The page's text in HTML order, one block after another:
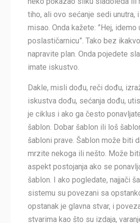
tiho, ali ovo sećanje sedi unutra,
misao. Onda kažete: ”Hej, idemo
poslastičarnicu”. Tako bez
napravite plan. Onda pojedete
imate iskustvo.
Dakle, misli dođu, reči dođu,
iskustva dođu, sećanja dođu,
je ciklus i ako ga često
šablon. Dobar šablon ili loš
šabloni prave. Šablon može biti
mrzite nekoga ili nešto. Može
aspekt postojanja ako se
šablon. I ako pogledate, najjači
sistemu su povezani sa
opstanak je glavna stvar, i
stvarima kao što su izdaja,